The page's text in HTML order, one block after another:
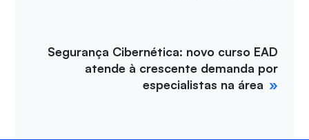
Segurança Cibernética: novo curso EAD
atende à crescente demanda por
especialistas na área